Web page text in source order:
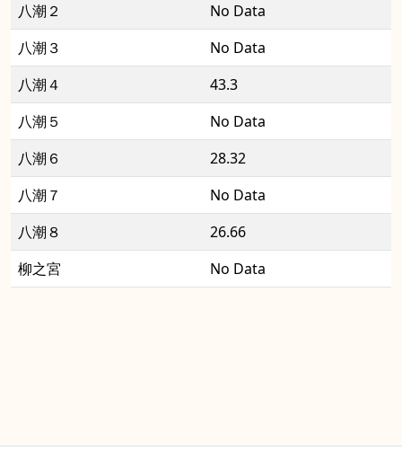
八潮２
No Data
八潮３
No Data
八潮４
43.3
八潮５
No Data
八潮６
28.32
八潮７
No Data
八潮８
26.66
柳之宮
No Data